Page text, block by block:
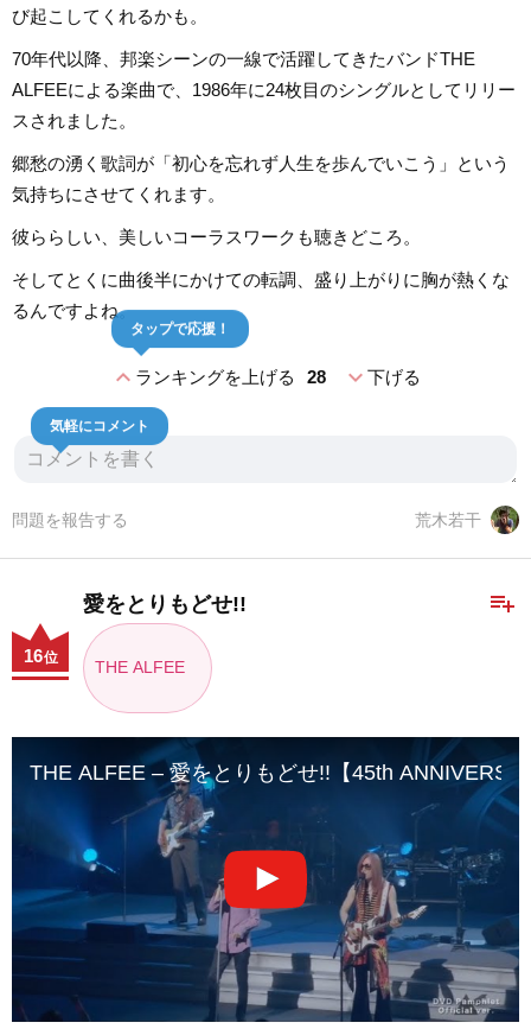
び起こしてくれるかも。
70年代以降、邦楽シーンの一線で活躍してきたバンドTHE
ALFEEによる楽曲で、1986年に24枚目のシングルとしてリリー
スされました。
郷愁の湧く歌詞が「初心を忘れず人生を歩んでいこう」という
気持ちにさせてくれます。
彼ららしい、美しいコーラスワークも聴きどころ。
そしてとくに曲後半にかけての転調、盛り上がりに胸が熱くな
るんですよね。
expand_lessランキングを上げる 28
タップで応援！
expand_more下げる
気軽にコメント
荒木若干
問題を報告する
playlist_add
愛をとりもどせ!!
THE ALFEE
16位
THE ALFEE – 愛をとりもどせ!!【45th